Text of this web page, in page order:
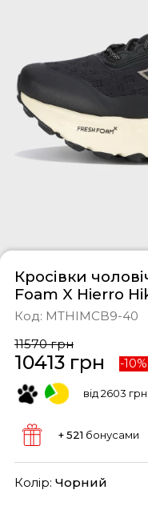
і світшоти
костюми
Кросівки
Foam X Hierro
Код: MTHIMCB9-40
11570 грн
10413 грн -10%
від 2603
+ 521 бонусами
Колір: Чорний